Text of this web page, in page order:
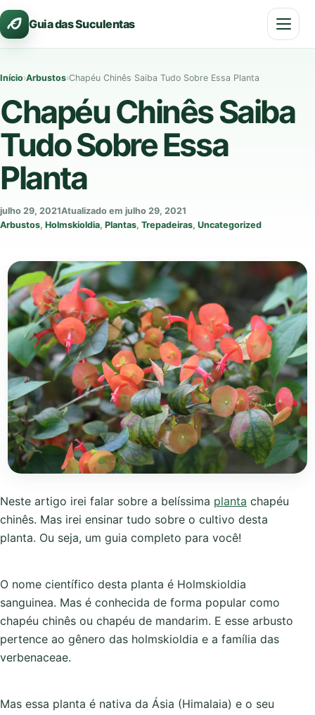
Pular
para
o
Guia das Suculentas
Início›Arbustos›Chapéu Chinês Saiba Tudo Sobre Essa Planta
Chapéu Chinês Saiba
Tudo Sobre Essa
Planta
julho 29, 2021Atualizado em julho 29, 2021
Arbustos, Holmskioldia, Plantas, Trepadeiras, Uncategorized
Neste artigo irei falar sobre a belíssima planta chapéu
chinês. Mas irei ensinar tudo sobre o cultivo desta
planta. Ou seja, um guia completo para você!
O nome científico desta planta é Holmskioldia
sanguinea. Mas é conhecida de forma popular como
chapéu chinês ou chapéu de mandarim. E esse arbusto
pertence ao gênero das holmskioldia e a família das
verbenaceae.
Mas essa planta é nativa da Ásia (Himalaia) e o seu